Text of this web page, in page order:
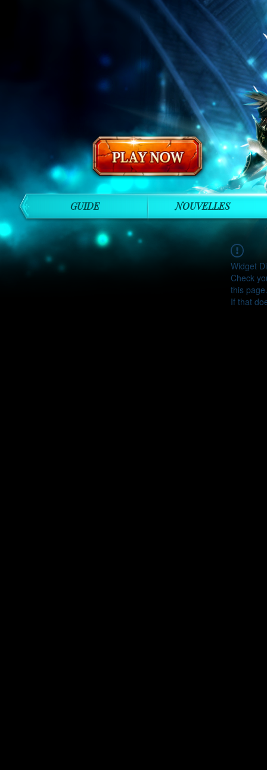
Widget
Check
this page.
If that
GUIDE NOUVELLES